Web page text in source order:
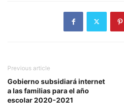
Previous article
Gobierno subsidiará internet
a las familias para el año
escolar 2020-2021